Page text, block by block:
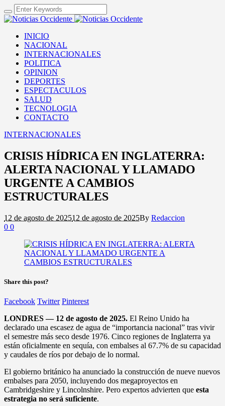
INICIO
NACIONAL
INTERNACIONALES
POLITICA
OPINION
DEPORTES
ESPECTACULOS
SALUD
TECNOLOGIA
CONTACTO
INTERNACIONALES
CRISIS HÍDRICA EN INGLATERRA:
ALERTA NACIONAL Y LLAMADO
URGENTE A CAMBIOS
ESTRUCTURALES
12 de agosto de 202512 de agosto de 2025By Redaccion
0 0
Share this post?
Facebook Twitter Pinterest
LONDRES — 12 de agosto de 2025. El Reino Unido ha
declarado una escasez de agua de “importancia nacional” tras vivir
el semestre más seco desde 1976. Cinco regiones de Inglaterra ya
están oficialmente en sequía, con embalses al 67.7% de su capacidad
y caudales de ríos por debajo de lo normal.
El gobierno británico ha anunciado la construcción de nueve nuevos
embalses para 2050, incluyendo dos megaproyectos en
Cambridgeshire y Lincolnshire. Pero expertos advierten que esta
estrategia no será suficiente.